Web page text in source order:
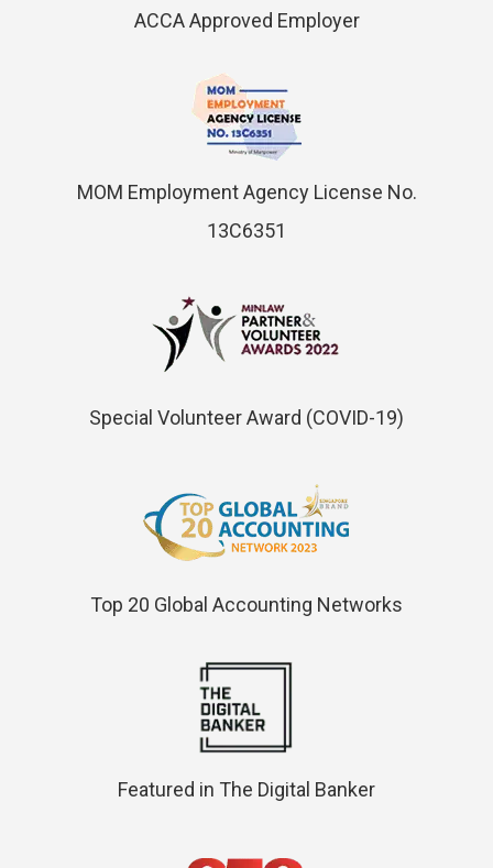
ACCA Approved Employer
MOM Employment Agency License No.
13C6351
Special Volunteer Award (COVID-19)
Top 20 Global Accounting Networks
Featured in The Digital Banker